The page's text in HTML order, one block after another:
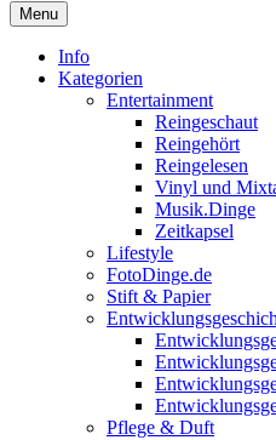
Menu
Info
Kategorien
Entertainment
Reingeschaut
Reingehört
Reingelesen
Vinyl und
Musik.Dinge
Zeitkapsel
Lifestyle
FotoDinge.de
Stift & Papier
Pflege & Duft